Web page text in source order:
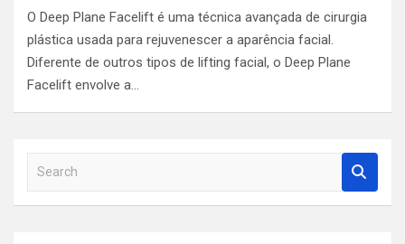
O Deep Plane Facelift é uma técnica avançada de cirurgia
plástica usada para rejuvenescer a aparência facial.
Diferente de outros tipos de lifting facial, o Deep Plane
Facelift envolve a…
a